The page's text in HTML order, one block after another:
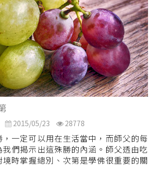
2015/05/23 28778
，一定可以用在生活當中，而師父的每
們揭示出這殊勝的內涵。師父透由吃
時掌握總別、次第是學佛很重要的關